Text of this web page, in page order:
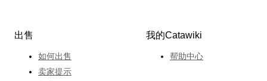
出售
如何出售
卖家提示
我的Catawiki
帮助中心